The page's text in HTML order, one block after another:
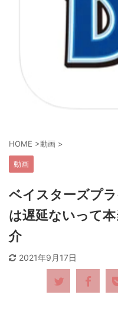
HOME >動画 >
動画
ベイスターズプ
は遅延ないって
介
2021年9月17日